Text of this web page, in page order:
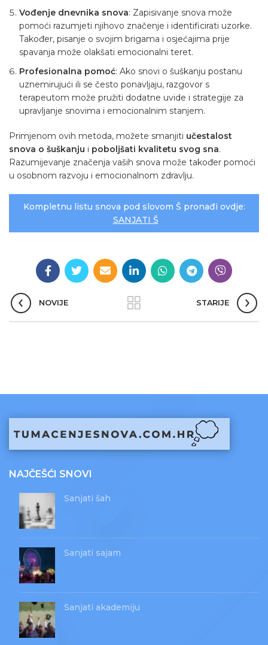
Vođenje dnevnika snova: Zapisivanje snova može
pomoći razumjeti njihovo značenje i identificirati uzorke.
Također, pisanje o svojim brigama i osjećajima prije
spavanja može olakšati emocionalni teret.
Profesionalna pomoć: Ako snovi o šuškanju postanu
uznemirujući ili se često ponavljaju, razgovor s
terapeutom može pružiti dodatne uvide i strategije za
upravljanje snovima i emocionalnim stanjem.
Primjenom ovih metoda, možete smanjiti učestalost
snova o šuškanju i poboljšati kvalitetu svog sna.
Razumijevanje značenja vaših snova može također pomoći
u osobnom razvoju i emocionalnom zdravlju.
Kompletnu listu snova pod slovom Š pronađi ovdje:
SANJATI Š
NOVIJE STARIJE
NAJČEŠĆI SNOVI
Sanjati šah
Sanjati sajam
Sanjati akademiju